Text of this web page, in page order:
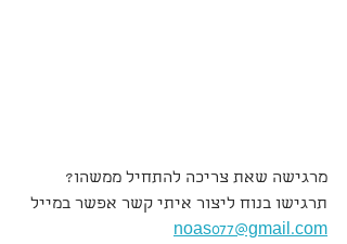
מרגישה שאת צריכה להתחיל ממשהו?
תרגישו בנוח ליצור איתי קשר אפשר במייל
noas077@gmail.com